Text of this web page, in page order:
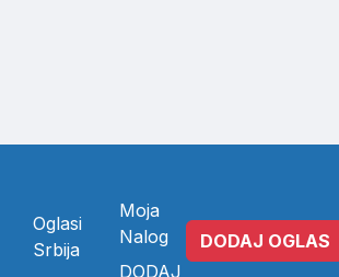
Oglasi
Srbija
Moja
Nalog
DODAJ
DODAJ OGLAS